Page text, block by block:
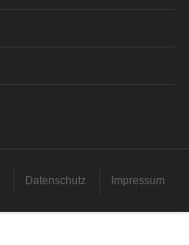
Datenschutz Impressum